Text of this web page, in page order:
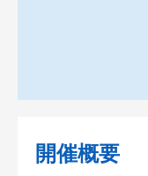
開催概要